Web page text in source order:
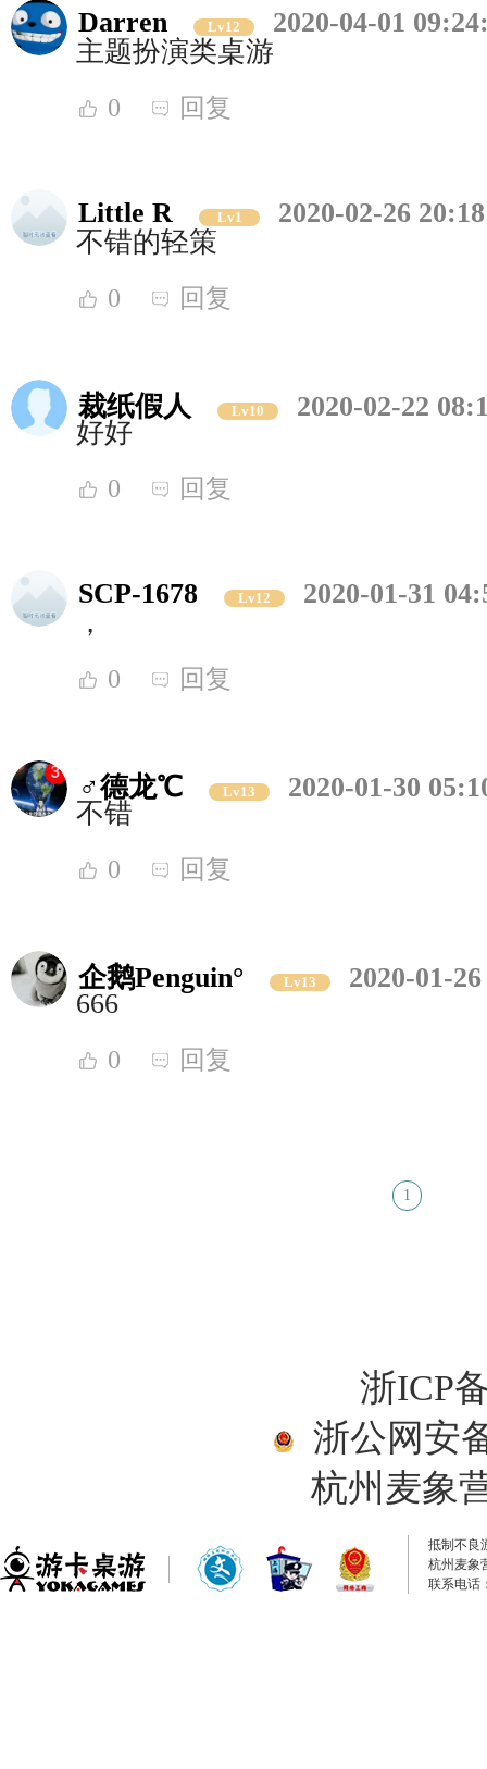
Darren Lv12
2020-04-01
主题扮演类桌游
0 回复
Little R Lv1
2020-02-26
不错的轻策
0 回复
裁纸假人 Lv10
2020-02-22
好好
0 回复
SCP-1678 Lv12
2020-01-31
，
0 回复
♂德龙℃ Lv13
2020-01-30
不错
0 回复
企鹅Penguin° Lv13
2020-01-
666
0 回复
1
浙ICP
浙公网安
杭州麦象
抵制不良
杭州麦象
联系电话